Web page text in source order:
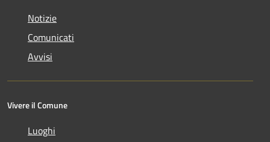
Notizie
Comunicati
Avvisi
Vivere il Comune
Luoghi